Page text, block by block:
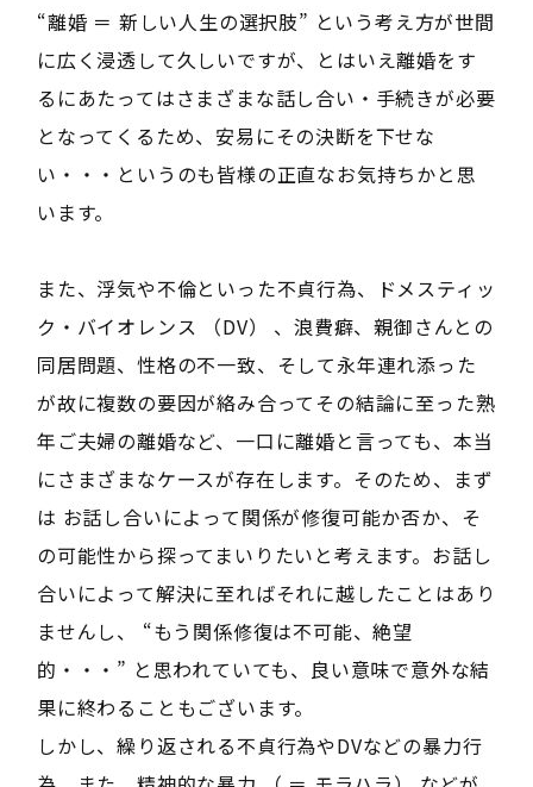
“離婚 ＝ 新しい人生の選択肢” という考え方が世間
に広く浸透して久しいですが、とはいえ離婚をす
るにあたってはさまざまな話し合い・手続きが必要
となってくるため、安易にその決断を下せな
い・・・というのも皆様の正直なお気持ちかと思
います。
また、浮気や不倫といった不貞行為、ドメスティッ
ク・バイオレンス （DV） 、浪費癖、親御さんとの
同居問題、性格の不一致、そして永年連れ添った
が故に複数の要因が絡み合ってその結論に至った熟
年ご夫婦の離婚など、一口に離婚と言っても、本当
にさまざまなケースが存在します。そのため、まず
は お話し合いによって関係が修復可能か否か、そ
の可能性から探ってまいりたいと考えます。お話し
合いによって解決に至ればそれに越したことはあり
ませんし、 “もう関係修復は不可能、絶望
的・・・” と思われていても、良い意味で意外な結
果に終わることもございます。
しかし、繰り返される不貞行為やDVなどの暴力行